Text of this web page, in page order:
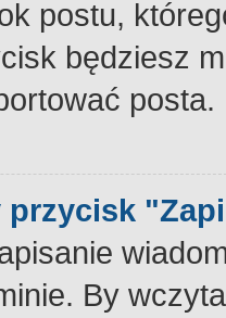
postu,
będziesz
posta.
przycisk
By